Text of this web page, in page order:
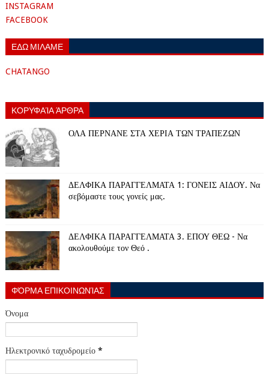
INSTAGRAM
FACEBOOK
ΕΔΩ ΜΙΛΑΜΕ
CHATANGO
ΚΟΡΥΦΑΊΑ ΆΡΘΡΑ
ΟΛΑ ΠΕΡΝΑΝΕ ΣΤΑ ΧΕΡΙΑ ΤΩΝ ΤΡΑΠΕΖΩΝ
ΔΕΛΦΙΚΑ ΠΑΡΑΓΓΕΛΜΑΤΑ 1: ΓΟΝΕΙΣ ΑΙΔΟΥ. Να
σεβόμαστε τους γονείς μας.
ΔΕΛΦΙΚΑ ΠΑΡΑΓΓΕΛΜΑΤΑ 3. ΕΠΟΥ ΘΕΩ - Να
ακολουθούμε τον Θεό .
ΦΌΡΜΑ ΕΠΙΚΟΙΝΩΝΊΑΣ
Όνομα
Ηλεκτρονικό ταχυδρομείο *